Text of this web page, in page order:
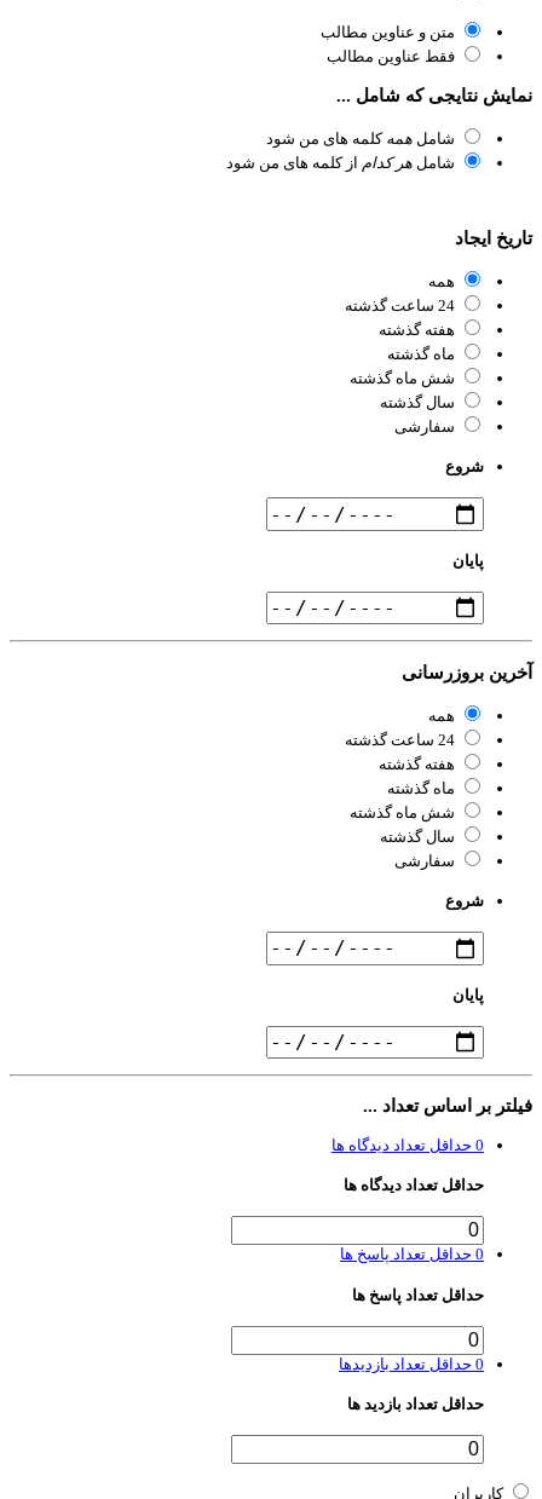
متن و عناوین مطالب
فقط عناوین مطالب
نتایجی که شامل ...
شاملهمهکلمه های من شود
شاملهر کداماز کلمه های من شود
ایجاد
همه
24 ساعت گذشته
هفته گذشته
ماه گذشته
شش ماه گذشته
سال گذشته
سفارشی
شروع
پایان
بروزرسانی
همه
24 ساعت گذشته
هفته گذشته
ماه گذشته
شش ماه گذشته
سال گذشته
سفارشی
شروع
پایان
بر اساس تعداد ...
0 حداقل تعداد دیدگاه ها
حداقل تعداد دیدگاه ها
0 حداقل تعداد پاسخ ها
حداقل تعداد پاسخ ها
0 حداقل تعداد بازدیدها
حداقل تعداد بازدید ها
کاربران